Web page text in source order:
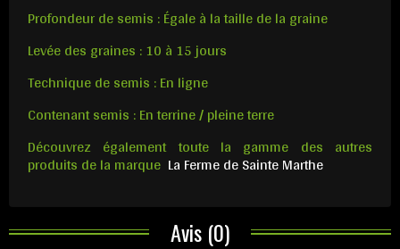
Profondeur de semis : Égale à la taille de la graine
Levée des graines : 10 à 15 jours
Technique de semis : En ligne
Contenant semis : En terrine / pleine terre
Découvrez également toute la gamme des autres
produits de la marque La Ferme de Sainte Marthe
Avis (0)